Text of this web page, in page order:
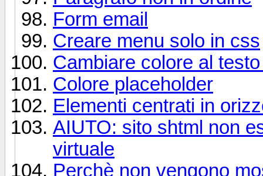
Form email
Creare menu solo in css
Cambiare colore al
Colore placeholder
Elementi centrati in
AIUTO: sito shtml non
virtuale
Perchè non vengono